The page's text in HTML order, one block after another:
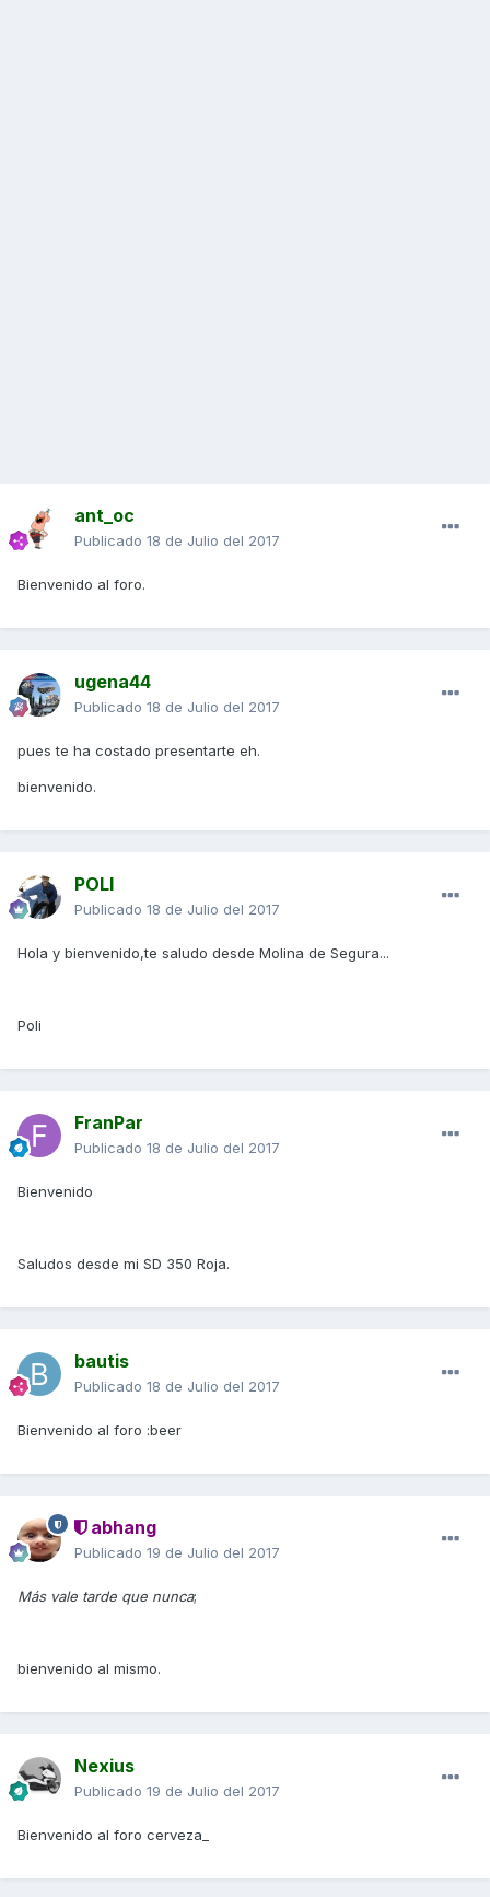
ant_oc
Publicado 18 de Julio del 2017
Bienvenido al foro.
ugena44
Publicado 18 de Julio del 2017
pues te ha costado presentarte eh.
bienvenido.
POLI
Publicado 18 de Julio del 2017
Hola y bienvenido,te saludo desde Molina de Segura...
Poli
FranPar
Publicado 18 de Julio del 2017
Bienvenido
Saludos desde mi SD 350 Roja.
bautis
Publicado 18 de Julio del 2017
Bienvenido al foro :beer
abhang
Publicado 19 de Julio del 2017
Más vale tarde que nunca;
bienvenido al mismo.
Nexius
Publicado 19 de Julio del 2017
Bienvenido al foro cerveza_